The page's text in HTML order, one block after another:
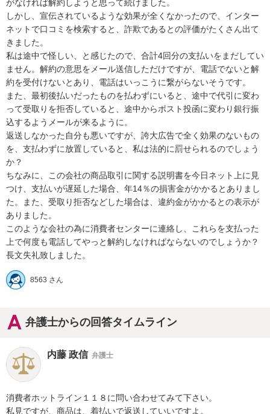
がなければ解約しようと思って続けました。
しかし、宣伝されているような効果が全くなかったので、インター
ネットで口コミを検索すると、詐欺であるとの評価がたくさん出て
きました。
私は途中で怪しい、と感じたので、合計4回分の支払いをまだしてい
ません。解約の意思をメール送信しただけですが、電話でないと解
約を受付けないとあり、電話はいっこうに繋がらないそうです。
また、最初後払いだったものを払わずにいると、途中で代引に変わ
って受取りを拒否していると、途中からポスト投函に変わり銀行振
込するようメールが来るように。
返送しなかった自分も悪いですが、誇大広告で全く効果のないもの
を、支払わずに放置していると、私は法的に罰せられるのでしょう
か？
ちなみに、この会社の商品取引に関する説明書を今日ネット上に見
つけ、支払いが遅延した場合、年14％の損害金がかかるとありまし
た。また、受取り拒否などした場合は、違約金がかかるとの表示が
ありました。
このような会社の為に消費者センターに連絡し、これらを支払った
上で何度も電話してやっと解約しなければならないのでしょうか？
8563 さん
弁護士からの回答タイムライン
内藤 政信 弁護士
消費者ホットライン１１８に問い合わせてみて下さい。
私見ですが、商品は、着払いで返送していいですよ。